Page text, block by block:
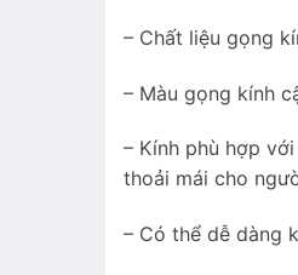
– Chất liệu gọng
– Màu gọng kính
– Kính phù hợp
thoải mái cho
– Có thể dễ dàng